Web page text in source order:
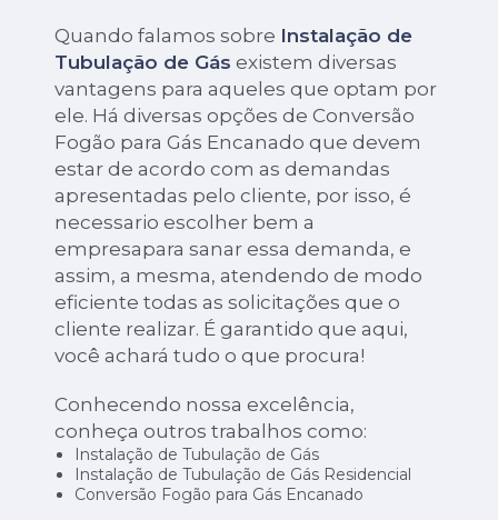
Quando falamos sobre Instalação de
Tubulação de Gás existem diversas
vantagens para aqueles que optam por
ele. Há diversas opções de Conversão
Fogão para Gás Encanado que devem
estar de acordo com as demandas
apresentadas pelo cliente, por isso, é
necessario escolher bem a
empresapara sanar essa demanda, e
assim, a mesma, atendendo de modo
eficiente todas as solicitações que o
cliente realizar. É garantido que aqui,
você achará tudo o que procura!
Conhecendo nossa excelência,
conheça outros trabalhos como:
Instalação de Tubulação de Gás
Instalação de Tubulação de Gás Residencial
Conversão Fogão para Gás Encanado